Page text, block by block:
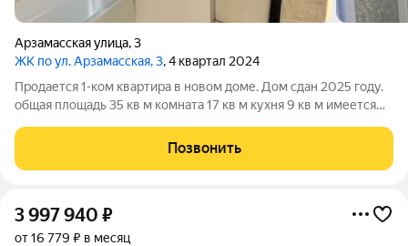
Арзамасская улица,3
ЖК по ул. Арзамасская, 3, 4 квартал 2024
Продается 1-ком квартира в новом доме. Дом сдан 2025 году.
общая площадь 35 кв м комната 17 кв м кухня 9 кв м имеется
коридор - ламинат Балкон - на полу плитка, на стенах
декоративная
Позвонить
3 997 940 ₽
от 16 779 ₽ в месяц